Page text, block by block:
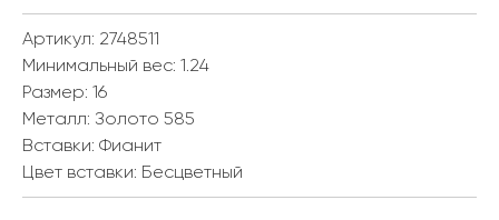
Артикул: 2748511
Минимальный вес: 1.24
Размер: 16
Металл: Золото 585
Вставки: Фианит
Цвет вставки: Бесцветный